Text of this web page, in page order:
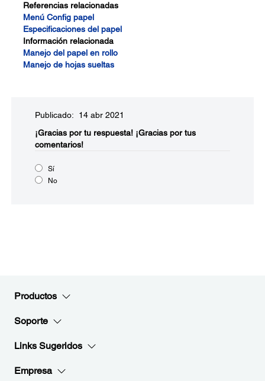
Referencias relacionadas
Menú Config papel
Especificaciones del papel
Información relacionada
Manejo del papel en rollo
Manejo de hojas sueltas
Publicado: 14 abr 2021
¡Gracias por tu respuesta! ¡Gracias por tus
comentarios!
Sí
No
Productos
Soporte
Links Sugeridos
Empresa